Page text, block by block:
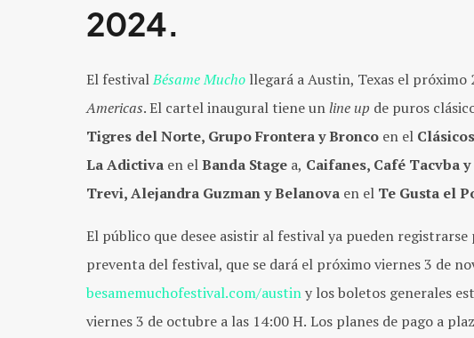
2024.
El festivalBésame Mucho llegará a Austin, Texas el próximo
Americas. El cartel inaugural tiene unline up de puros
Tigres del Norte, Grupo Frontera y Bronco en el
La Adictiva en elBanda Stage a, Caifanes, Café Tacvba y
Trevi, Alejandra Guzman y Belanova en el Te Gusta el
El público que desee asistir al festival ya pueden
preventa del festival, que se dará el próximo viernes 3 de
besamemuchofestival.com/austiny los boletos generales
viernes 3 de octubre a las 14:00 H. Los planes de pago a